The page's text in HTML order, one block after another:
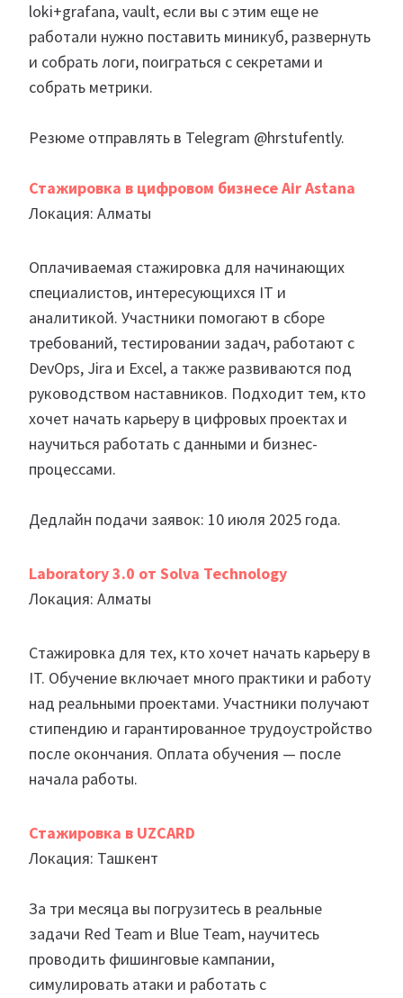
loki+grafana, vault, если вы с этим еще не
работали нужно поставить миникуб, развернуть
и собрать логи, поиграться с секретами и
собрать метрики.
Резюме отправлять в Telegram @hrstufently.
Стажировка в цифровом бизнесе Air Astana
Локация: Алматы
Оплачиваемая стажировка для начинающих
специалистов, интересующихся IT и
аналитикой. Участники помогают в сборе
требований, тестировании задач, работают с
DevOps, Jira и Excel, а также развиваются под
руководством наставников. Подходит тем, кто
хочет начать карьеру в цифровых проектах и
научиться работать с данными и бизнес-
процессами.
Дедлайн подачи заявок: 10 июля 2025 года.
Laboratory 3.0 от Solva Technology
Локация: Алматы
Стажировка для тех, кто хочет начать карьеру в
IT. Обучение включает много практики и работу
над реальными проектами. Участники получают
стипендию и гарантированное трудоустройство
после окончания. Оплата обучения — после
начала работы.
Стажировка в UZCARD
Локация: Ташкент
За три месяца вы погрузитесь в реальные
задачи Red Team и Blue Team, научитесь
проводить фишинговые кампании,
симулировать атаки и работать с